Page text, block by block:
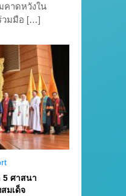
คาดหวังใน
วมมือ […]
5 ศาสนา
มเด็จ